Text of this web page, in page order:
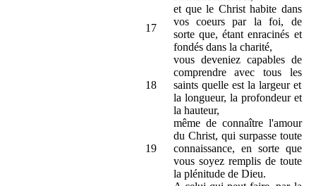
17
et que le Christ habite dans
vos coeurs par la foi, de
sorte que, étant enracinés et
fondés dans la charité,
18
vous deveniez capables de
comprendre avec tous les
saints quelle est la largeur et
la longueur, la profondeur et
la hauteur,
19
même de connaître l'amour
du Christ, qui surpasse toute
connaissance, en sorte que
vous soyez remplis de toute
la plénitude de Dieu.